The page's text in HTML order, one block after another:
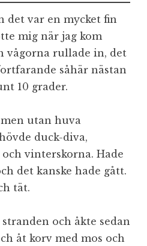
det var en mycket fin
mig när jag kom
vågorna rullade in, det
såhär nästan
10 grader.
utan huva
duck-diva,
vinterskorna. Hade
det kanske hade gått.
tät.
och åkte sedan
åt korv med mos och